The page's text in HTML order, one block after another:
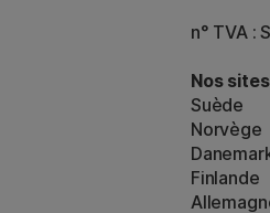
n° TVA :
Nos sites
Suède
Norvège
Finlande